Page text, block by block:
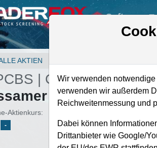
Software
AKTIEN
| GOSS–
Bio Aktie
Aktienkurs:
-
Wir verwenden
verwenden wir außerdem
Reichweitenmessung und
Dabei können
Drittanbieter wie Google/